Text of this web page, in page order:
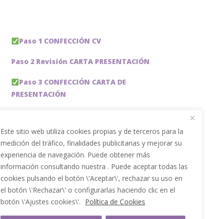
Este sitio web utiliza cookies propias y de terceros para la
medición del tráfico, finalidades publicitarias y mejorar su
experiencia de navegación. Puede obtener más
información consultando nuestra . Puede aceptar todas las
cookies pulsando el botón \'Aceptar\', rechazar su uso en
el botón \'Rechazar\' o configurarlas haciendo clic en el
botón \'Ajustes cookies\'. Política de Cookies
Paso 1 CONFECCIÓN CV
Paso 2 Revisión CARTA PRESENTACIÓN
Paso 3 CONFECCIÓN CARTA DE
PRESENTACIÓN
Paso 5 OPTIMIZACIÓN PERFIL LINKEDIN
PACKS DE AHORRO
JOBAI, ASISTENTE DE IA PARA BUSCAR EMPLEO
Servicios especiales